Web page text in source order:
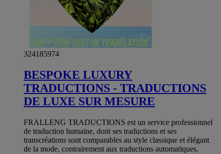
324185974
BESPOKE LUXURY
TRADUCTIONS - TRADUCTIONS
DE LUXE SUR MESURE
FRALLENG TRADUCTIONS est un service professionnel
de traduction humaine, dont ses traductions et ses
transcréations sont comparables au style classique et élégant
de la mode, contrairement aux traductions automatiques,